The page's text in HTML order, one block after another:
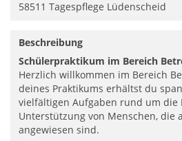
58511 Tagespflege Lüdenscheid
Beschreibung
Schülerpraktikum im Bereich
Herzlich willkommen im Bereich
deines Praktikums erhältst du
vielfältigen Aufgaben rund um die
Unterstützung von Menschen, die
angewiesen sind.